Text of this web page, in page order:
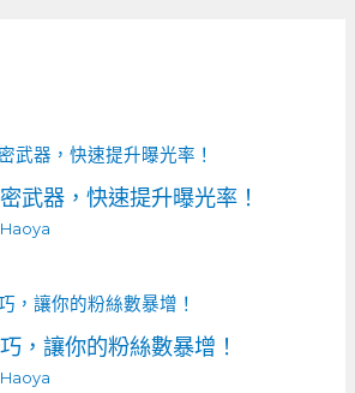
武器，快速提升曝光率！
Haoya
，讓你的粉絲數暴增！
Haoya